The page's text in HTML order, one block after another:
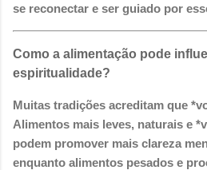
se reconectar e ser guiado por
Como a alimentação pode
espiritualidade?
Muitas tradições acreditam que
Alimentos mais leves, naturais e
podem promover mais clareza
enquanto alimentos pesados e